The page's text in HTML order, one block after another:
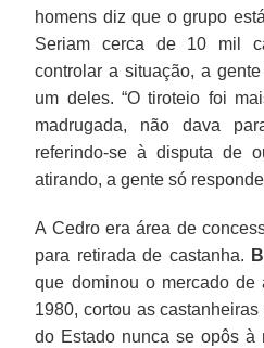
homens diz que o grupo
Seriam cerca de 10 mil
controlar a situação, a
um deles. “O tiroteio foi
madrugada, não dava
referindo-se à disputa de
atirando, a gente só
A Cedro era área de
para retirada de castanha.
que dominou o mercado de
1980, cortou as
do Estado nunca se opôs à